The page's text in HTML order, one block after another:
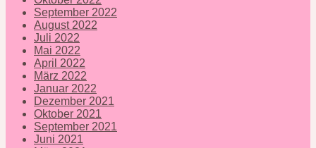
September 2022
August 2022
Juli 2022
Mai 2022
April 2022
März 2022
Januar 2022
Dezember 2021
Oktober 2021
September 2021
Juni 2021